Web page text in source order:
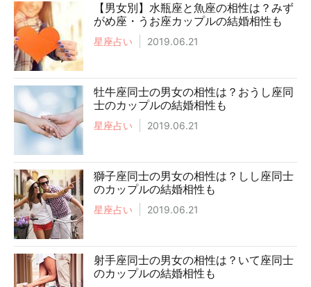
【男女別】水瓶座と魚座の相性は？みず
がめ座・うお座カップルの結婚相性も
星座占い 2019.06.21
牡牛座同士の男女の相性は？おうし座同
士のカップルの結婚相性も
星座占い 2019.06.21
獅子座同士の男女の相性は？しし座同士
のカップルの結婚相性も
星座占い 2019.06.21
射手座同士の男女の相性は？いて座同士
のカップルの結婚相性も